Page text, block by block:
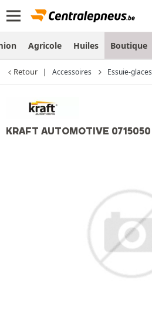
Agricole Huiles Boutique
Retour Accessoires Essuie-glaces
KRAFT AUTOMOTIVE 0715050